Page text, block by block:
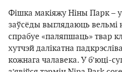
Фішка макіяжу Ніны Парк –
заўсёды выглядаюць вельмі
спрабуе «паляпшаць» твар
хутчэй далікатна
кожнага чалавека. У б’юці-